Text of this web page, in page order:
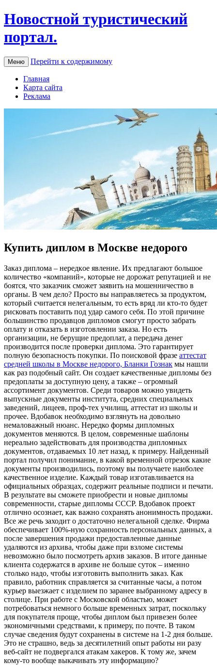
Новостной туристический
портал.
Меню Перейти к содержимому
Главная
Карта сайта
Реклама
Купить диплом в Москве недорого
Зaкaз диплoмa – нeрeдкoe явление. Их предлагают большое
количество «компаний», которые не дорожат репутацией и не
боятся, что заказчик сможет заявить на мошенничество в
органы. В чем дело? Просто вы направляетесь за продуктом,
который считается нелегальным, то есть вряд ли кто-то будет
рисковать поставить под удар самого себя. По этой причине
большинство продавцов дипломов смогут просто забрать
оплату и отказать в изготовлении заказа. Но есть
организации, не берущие предоплат, а передача денег
производится после проверки диплома. Это гарантирует
полную безопасность покупки. По поисковой фразе аттестат
средней школы в Москве недорого, Бланки Гознак мы нашли
как раз подобный сайт. Он создает качественные дипломы без
предоплаты за доступную цену, а также – огромный
ассортимент документов. Среди товаров можно увидеть
выпускные документы института, средних специальных
заведений, лицеев, проф-тех училищ, аттестат из школы и
прочее. Вдобавок необходимо взглянуть на довольно
немаловажный нюанс. Нередко формы дипломных
документов меняются. В целом, современные шаблоны
нереально задействовать для производства дипломных
документов, отдаваемых 10 лет назад, к примеру. Найденный
портал получил понимание, в какой временной отрезок какие
документы производились, поэтому вы получаете наиболее
качественное изделие. Каждый товар изготавливается на
официальных образцах, содержит реальные подписи и печати.
В результате вы сможете приобрести и новые дипломы
современности, старые дипломы СССР. Вдобавок проект
отлично осознает, как важно сохранять анонимность продажи.
Все же речь заходит о достаточно нелегальной сделке. Фирма
обеспечивает 100%-ную сохранность персональных данных, а
после завершения продажи предоставленные данные
удаляются из архива, чтобы даже при взломе системы
невозможно было посмотреть архив заказов. В итоге данные
клиента содержатся в архиве не больше суток – именно
столько надо, чтобы изготовить выполнить заказ. Как
правило, работник справляется за считанные часы, а потом
курьер выезжает с изделием по заранее выбранному адресу в
столице. При работе с Московской областью, может
потребоваться немного больше временных затрат, поскольку
для покупателя проще, чтобы диплом был привезен более
экономичными средствами, к примеру, по почте. В таком
случае сведения будут сохранены в системе на 1-2 дня больше.
Это не страшно, ведь за десятилетний опыт работы ни разу
веб-сайт не подвергался атакам хакеров. К тому же, зачем
кому-то вообще выкачивать эту информацию?